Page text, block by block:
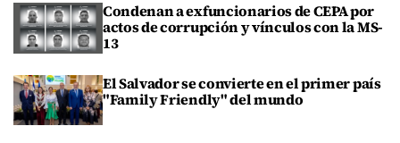
Condenan a exfuncionarios de CEPA por
actos de corrupción y vínculos con la MS-
13
El Salvador se convierte en el primer país
"Family Friendly" del mundo